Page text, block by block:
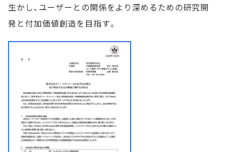
生かし、ユーザーとの関係をより深めるための研究開
発と付加価値創造を目指す。